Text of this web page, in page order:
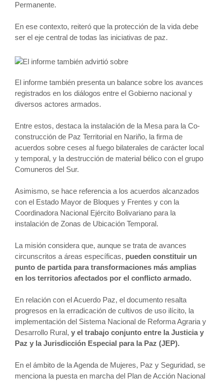
Permanente.
En ese contexto, reiteró que la protección de la vida debe
ser el eje central de todas las iniciativas de paz.
El informe también presenta un balance sobre los avances
registrados en los diálogos entre el Gobierno nacional y
diversos actores armados.
Entre estos, destaca la instalación de la Mesa para la Co-
construcción de Paz Territorial en Nariño, la firma de
acuerdos sobre ceses al fuego bilaterales de carácter local
y temporal, y la destrucción de material bélico con el grupo
Comuneros del Sur.
Asimismo, se hace referencia a los acuerdos alcanzados
con el Estado Mayor de Bloques y Frentes y con la
Coordinadora Nacional Ejército Bolivariano para la
instalación de Zonas de Ubicación Temporal.
La misión considera que, aunque se trata de avances
circunscritos a áreas específicas, pueden constituir un
punto de partida para transformaciones más amplias
en los territorios afectados por el conflicto armado.
En relación con el Acuerdo Paz, el documento resalta
progresos en la erradicación de cultivos de uso ilícito, la
implementación del Sistema Nacional de Reforma Agraria y
Desarrollo Rural, y el trabajo conjunto entre la Justicia y
Paz y la Jurisdicción Especial para la Paz (JEP).
En el ámbito de la Agenda de Mujeres, Paz y Seguridad, se
menciona la puesta en marcha del Plan de Acción Nacional